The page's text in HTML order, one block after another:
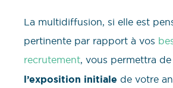
La multidiffusion, si elle est
pertinente par rapport à vos
recrutement, vous permettra de
l’exposition initiale de votre